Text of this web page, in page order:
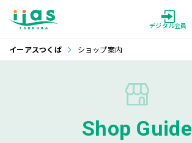
デジタル会員
イーアスつくば ショップ案内
Shop Guide